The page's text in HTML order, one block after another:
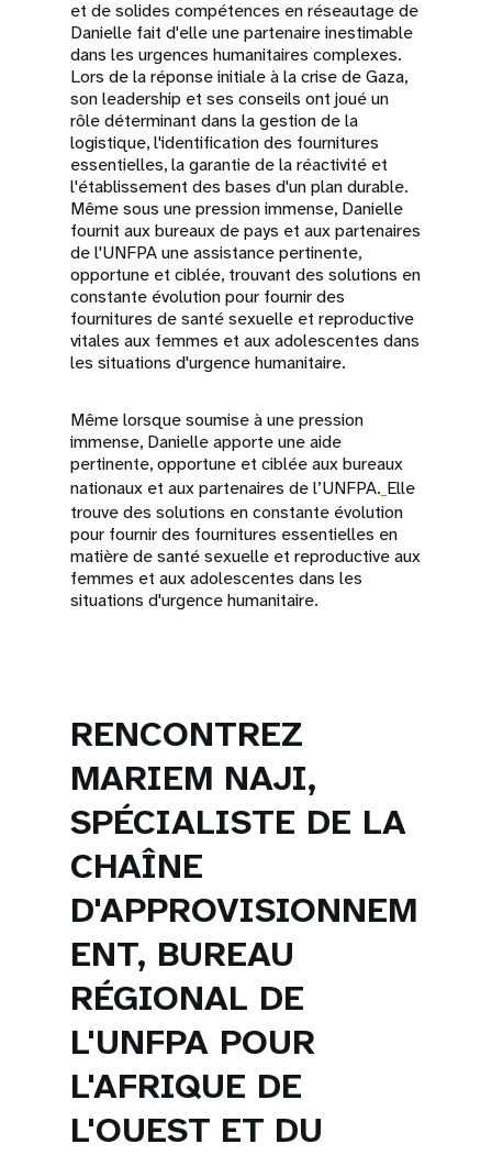
et de solides compétences en réseautage de
Danielle fait d'elle une partenaire inestimable
dans les urgences humanitaires complexes.
Lors de la réponse initiale à la crise de Gaza,
son leadership et ses conseils ont joué un
rôle déterminant dans la gestion de la
logistique, l'identification des fournitures
essentielles, la garantie de la réactivité et
l'établissement des bases d'un plan durable.
Même sous une pression immense, Danielle
fournit aux bureaux de pays et aux partenaires
de l'UNFPA une assistance pertinente,
opportune et ciblée, trouvant des solutions en
constante évolution pour fournir des
fournitures de santé sexuelle et reproductive
vitales aux femmes et aux adolescentes dans
les situations d'urgence humanitaire.
Même lorsque soumise à une pression
immense, Danielle apporte une aide
pertinente, opportune et ciblée aux bureaux
nationaux et aux partenaires de l’UNFPA. Elle
trouve des solutions en constante évolution
pour fournir des fournitures essentielles en
matière de santé sexuelle et reproductive aux
femmes et aux adolescentes dans les
situations d'urgence humanitaire.
RENCONTREZ
MARIEM NAJI,
SPÉCIALISTE DE LA
CHAÎNE
D'APPROVISIONNEM
ENT, BUREAU
RÉGIONAL DE
L'UNFPA POUR
L'AFRIQUE DE
L'OUEST ET DU